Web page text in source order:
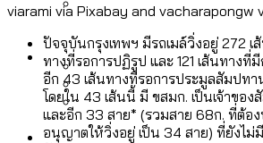
เมื่อแยกท่องเที่ยวออก
ใหม่จะมีงบฯ ประมาณเท่า
ลัดวงจรมากที่สุด
สวนสาธารณะและพื้นที่สีเ
ขึ้นและเข้าถึงได้มากน้อ
โลกใบเดียว สิทธิไม่เท่า
รับรองเพศของ
ประเทศไหนทำได้บ้าง?
Economy
เมกะโปรเจ็กต์ของ กทม.
Future
viarami via Pixabay and vacharapongw
ปัจจุบันกรุงเทพฯ มีรถเมล์วิ่งอยู่ 272 เส้
ทางที่รอการปฏิรูป และ 121 เส้นทางที่
อีก 43 เส้นทางที่รอการประมูลสัมปทา
โดยใน 43 เส้นนี้ มี ขสมก. เป็นเจ้าขอ
และอีก 33 สาย* (รวมสาย 68ก. ที่ต้อ
อนุญาตให้วิ่งอยู่ เป็น 34 สาย) ที่ยังไม่